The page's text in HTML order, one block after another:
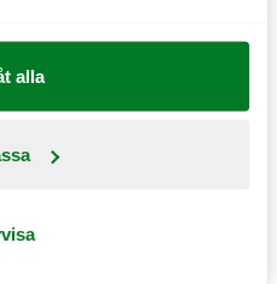
alla
Iced vanilla latte och Iced